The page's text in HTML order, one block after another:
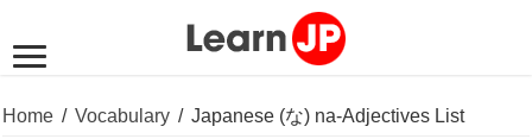
Home / Vocabulary / Japanese (な) na-Adjectives List